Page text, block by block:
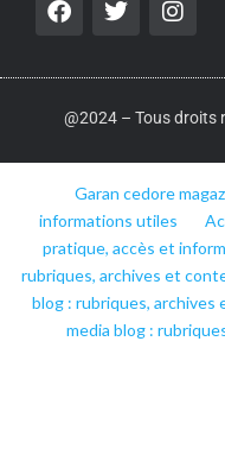
@2024 – Tous droits
Garan cedore
informations utiles
pratique, accès et
rubriques, archives et
blog : rubriques,
media blog :